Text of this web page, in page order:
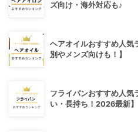
ズ向け・海外対応も♪
ヘアオイルおすすめ人気
別やメンズ向けも！】
フライパンおすすめ人気
い・長持ち！2026最新】